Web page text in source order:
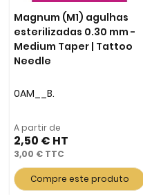
Magnum (M1) agulhas
esterilizadas 0.30 mm -
Medium Taper | Tattoo
Needle
0AM__B.
A partir de
2,50 €
3,00 €
Compre este produto